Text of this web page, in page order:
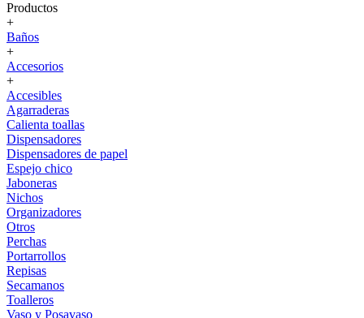
Productos
+
Baños
+
Accesorios
+
Accesibles
Agarraderas
Calienta toallas
Dispensadores
Dispensadores de papel
Espejo chico
Jaboneras
Nichos
Organizadores
Otros
Perchas
Portarrollos
Repisas
Secamanos
Toalleros
Vaso y Posavaso